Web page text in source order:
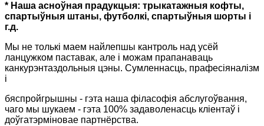
* Наша асноўная прадукцыя: трыкатажныя кофты,
спартыўныя штаны, футболкі, спартыўныя шорты і
г.д.
Мы не толькі маем найлепшы кантроль над усёй
ланцужком паставак, але і можам прапанаваць
канкурэнтаздольныя цэны. Сумленнасць, прафесіяналізм
і
бяспройгрышны - гэта наша філасофія абслугоўвання,
чаго мы шукаем - гэта 100% задаволенасць кліентаў і
доўгатэрміновае партнёрства.